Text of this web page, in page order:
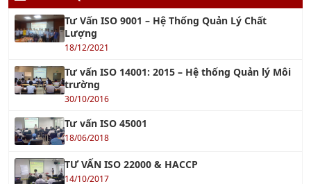
Khóa học Giám Sát Bán Hàng Chuyên Nghiệp